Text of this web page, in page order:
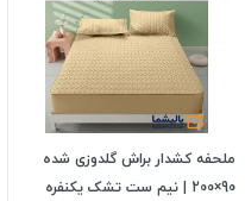
ملحفه کشدار براش گلدوزی شده
90×200 | نیم ست تشک یکنفره